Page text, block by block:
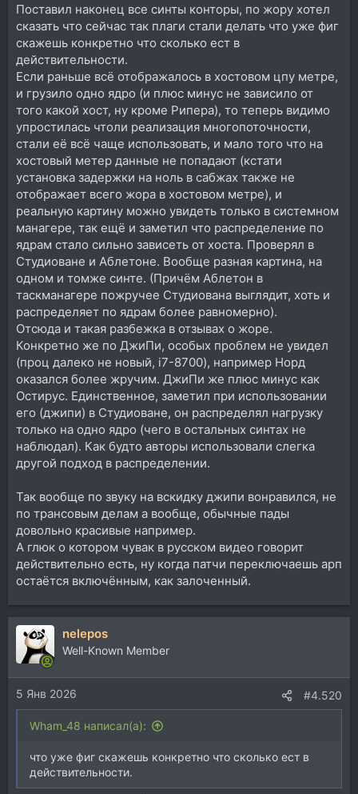
Поставил наконец все синты конторы, по жору хотел
сказать что сейчас так плаги стали делать что уже фиг
скажешь конкретно что сколько ест в
действительности.
Если раньше всё отображалось в хостовом цпу метре,
и грузило одно ядро (и плюс минус не зависило от
того какой хост, ну кроме Рипера), то теперь видимо
упростилась чтоли реализация многопоточности,
стали её всё чаще использовать, и мало того что на
хостовый метер данные не попадают (кстати
установка задержки на ноль в сабжах также не
отображает всего жора в хостовом метре), и
реальную картину можно увидеть только в системном
манагере, так ещё и заметил что распределение по
ядрам стало сильно зависеть от хоста. Проверял в
Студиоване и Аблетоне. Вообще разная картина, на
одном и томже синте. (Причём Аблетон в
таскманагере пожручее Студиована выглядит, хоть и
распределяет по ядрам более равномерно).
Отсюда и такая разбежка в отзывах о жоре.
Конкретно же по ДжиПи, особых проблем не увидел
(проц далеко не новый, i7-8700), например Норд
оказался более жручим. ДжиПи же плюс минус как
Остирус. Единственное, заметил при использовании
его (джипи) в Студиоване, он распределял нагрузку
только на одно ядро (чего в остальных синтах не
наблюдал). Как будто авторы использовали слегка
другой подход в распределении.
Так вообще по звуку на вскидку джипи вонравился, не
по трансовым делам а вообще, обычные пады
довольно красивые например.
А глюк о котором чувак в русском видео говорит
действительно есть, ну когда патчи переключаешь арп
остаётся включённым, как залоченный.
nelepos
Well-Known Member
5 Янв 2026 #4.520
Wham_48 написал(а):
что уже фиг скажешь конкретно что сколько ест в
действительности.